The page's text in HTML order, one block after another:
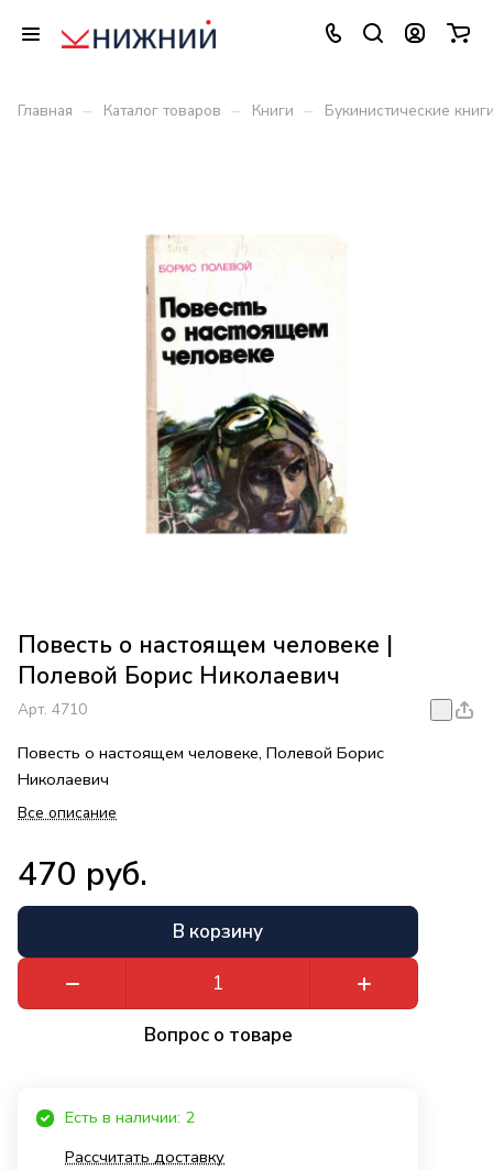
Главная – Каталог товаров – Книги – Букинистические
Повесть о настоящем человеке |
Полевой Борис Николаевич
Арт. 4710
Повесть о настоящем человеке, Полевой Борис
Николаевич
Все описание
470 руб.
В корзину
Вопрос о товаре
Есть в наличии: 2
Рассчитать доставку